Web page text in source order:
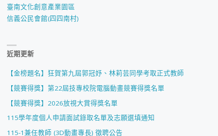
臺南文化創意產業園區
信義公民會館(四四南村)
近期更新
【金榜題名】狂賀第九屆郭冠妤、林莉芸同學考取正式教師
【競賽得獎】第22屆技專校院電腦動畫競賽得獎名單
【競賽得獎】2026放視大賞得獎名單
115學年度個人申請面試錄取名單及志願選填通知
115-1兼任教師 (3D動畫專長) 徵聘公告